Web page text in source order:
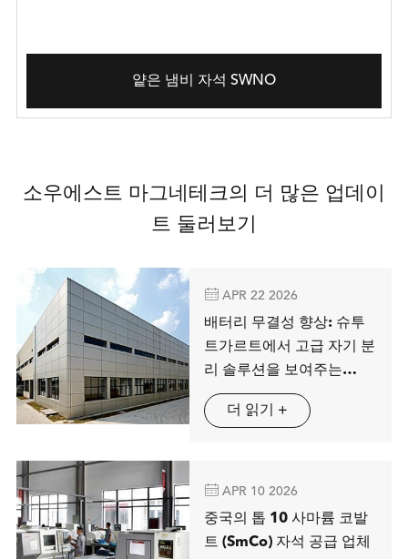
얕은 냄비 자석 SWNO
소우에스트 마그네테크의 더 많은 업데이
트 둘러보기
 APR 22 2026
배터리 무결성 향상: 슈투
트가르트에서 고급 자기 분
리 솔루션을 보여주는
MAG SPRING
더 읽기 +
 APR 10 2026
중국의 톱 10 사마륨 코발
트 (SmCo) 자석 공급 업체